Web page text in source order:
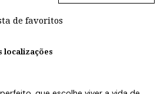
de favoritos
localizações